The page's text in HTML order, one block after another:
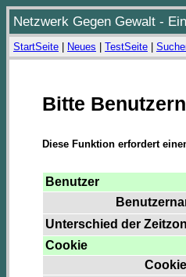
Netzwerk Gegen Gewalt -
StartSeite Neues TestSeite
Bitte
Diese Funktion erfordert
Benutzer
Unterschied der
Cookie